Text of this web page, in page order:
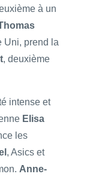
à un
Uni, prend la
, deuxième
intense et
Elisa
les
, Asics et
Anne-